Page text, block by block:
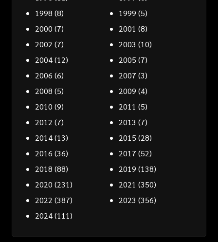
1998 (8) 1999 (5)
2000 (7) 2001 (8)
2002 (7) 2003 (10)
2004(12) 2005 (7)
2006 (6) 2007 (3)
2008 (5) 2009 (4)
2010 (9) 2011 (5)
2012 (7) 2013 (7)
2014(13) 2015 (28)
2016 (36) 2017 (52)
2018 (88) 2019 (138)
2020 (231) 2021 (350)
2022 (387) 2023 (356)
2024(111)